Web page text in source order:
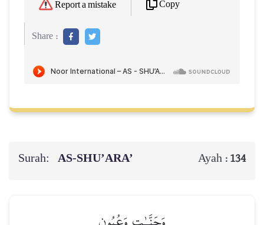
Report a mistake Copy
Share :
Surah: AS-SHU’ARA’ Ayah : 134